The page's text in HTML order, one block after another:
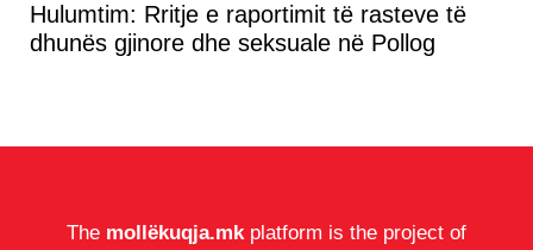
Hulumtim: Rritje e raportimit të rasteve të
dhunës gjinore dhe seksuale në Pollog
The mollëkuqja.mkplatform is the project of